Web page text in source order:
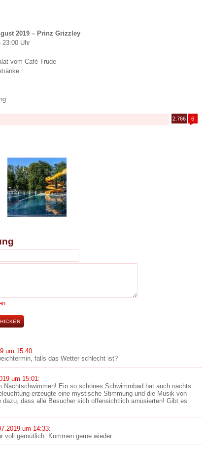
2019 – Prinz Grizzley
23:00 Uhr
vom Café Trude
2.766 6
um 15:40:
falls das Wetter schlecht ist?
um 15:01:
Nachtschwimmen! Ein so schönes Schwimmbad hat auch nachts
erzeugte eine mystische Stimmung und die Musik von
dazu, dass alle Besucher sich offensichtlich amüsierten! Gibt es
um 14:33:
voll gemütlich. Kommen gerne wieder